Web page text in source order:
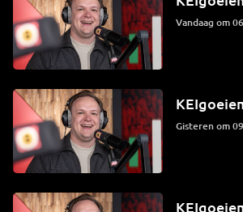
Vandaag om
Gisteren om